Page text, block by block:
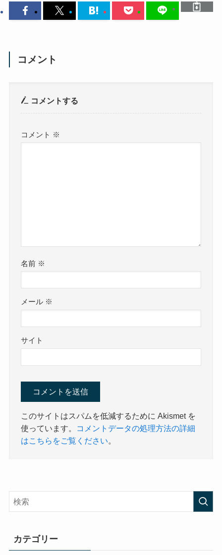
コメント
コメントする
コメント ※
名前 ※
メール ※
サイト
このサイトはスパムを低減するために Akismet を
使っています。
コメントデータの処理方法の詳細
はこちらをご覧ください。
カテゴリー